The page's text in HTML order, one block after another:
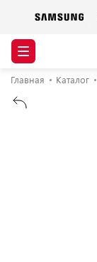
Главная Каталог